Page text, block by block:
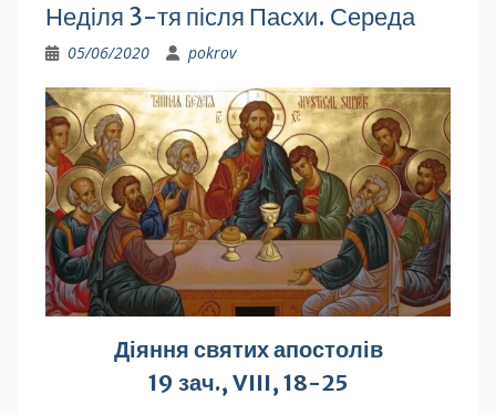
Неділя 3-тя після Пасхи. Середа
05/06/2020 pokrov
Діяння святих апостолів
19 зач., VIII, 18-25